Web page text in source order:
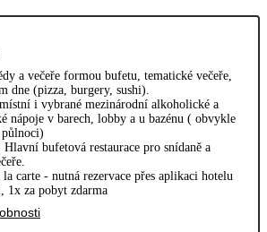
a večeře formou bufetu, tematické večeře,
dne (pizza, burgery, sushi).
i vybrané mezinárodní alkoholické a
nápoje v barech, lobby a u bazénu ( obvykle
Hlavní bufetová restaurace pro snídaně a
la carte - nutná rezervace přes aplikaci hotelu
1x za pobyt zdarma